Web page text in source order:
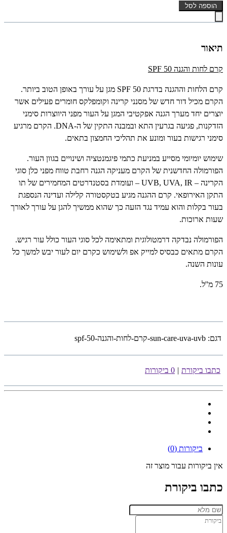
הוספה לסל
תיאור
קרם לחות והגנה SPF 50
קרם הלחות וההגנה בדרגת 50 SPF מגן על עורך באופן הטוב ביותר.
הקרם מכיל דור חדש של מסנני קרינה וקומפלקס חומרים פעילים אשר
יוצרים יחד מערך הגנה אפקטיבי המגן על העור מפני היווצרות סימני
הזדקנות, פגיעה בגרעין התא ובמבנה התקין של ה-DNA. הקרם מרגיע
סימני רגישות בעור ומונע את תהליכי החמצון בתאים.
שימוש יומיומי מסייע במניעת כתמי פיגמנטציה ושינויים בגוון העור.
הפורמולה החדשנית של הקרם מעניקה הגנה רחבת טווח מפני כלן סוגי
הקרינה – UVB, UVA, IR – ועומדת בסטנדרטים המחמירים של תו
התקן האירופאי. קרם ההגנה מגיע בטקסטורה קלילה ועדינה הנספגת
בעור בקלות והוא עמיד נגד הזעה כך שהוא ממשיך להגן על עורך לאורך
שעות ארוכות.
הפורמולה נבדקה דרמטולוגית ומתאימה לכל סוגי העור כולל עור רגיש.
הקרם מתאים כבסיס למייק אפ ולשימוש כקרם יום לעור יבש למשך כל
עונות השנה.
75 מ''ל.
דגם: sun-care-uva-uvb-קרם-לחות-והגנה-spf-50
כתבו ביקורת | 0 ביקורות
ביקורות (0)
אין ביקורות עבור מוצר זה
כתבו ביקורת